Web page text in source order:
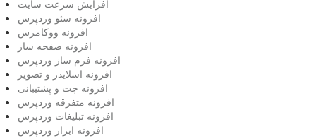
افزایش سرعت سایت
افزونه سئو وردپرس
افزونه ووکامرس
افزونه صفحه ساز
افزونه فرم ساز وردپرس
افزونه اسلایدر و تصویر
افزونه چت و پشتیبانی
افزونه متفرقه وردپرس
افزونه تبلیغات وردپرس
افزونه ابزار وردپرس